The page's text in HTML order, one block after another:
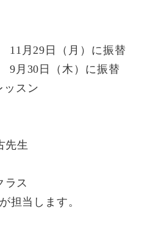
月29日（月）に振替
月30日（木）に振替
スン
先生
ス
担当します。